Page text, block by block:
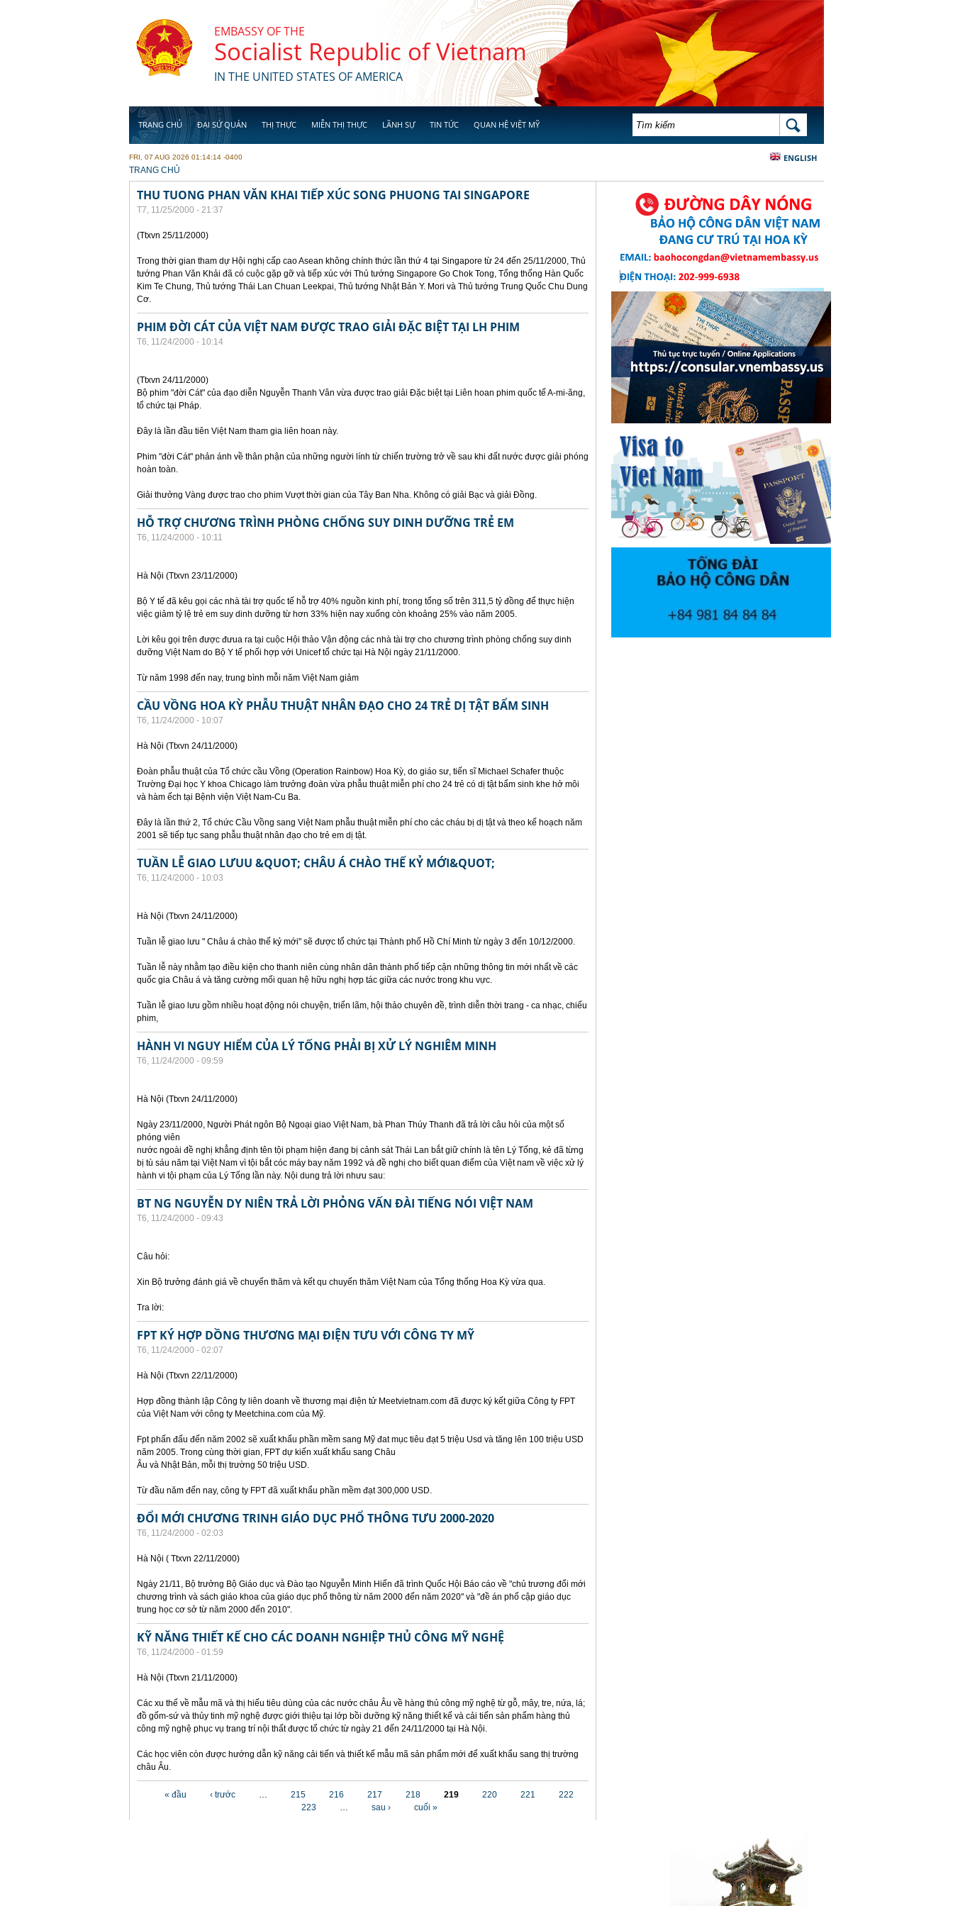
EMBASSY OF THE
Socialist Republic of Vietnam
IN THE UNITED STATES OF AMERICA
TRANG CHỦ ĐẠI SỨ QUÁN THỊ THỰC MIỄN THỊ THỰC LÃNH SỰ TIN TỨC QUAN HỆ VIỆT MỸ BIỂU MẪU TÌM KIẾM TÌM KIẾM
ENGLISH
FRI, 07 AUG 2026 01:14:14 -0400
YOU ARE HERE
TRANG CHỦ
THU TUONG PHAN VĂN KHAI TIẾP XÚC SONG PHUONG TAI SINGAPORE
T7, 11/25/2000 - 21:37
(Ttxvn 25/11/2000)
Trong thời gian tham dự Hội nghị cấp cao Asean không chính thức lần thứ 4 tại Singapore từ 24 đến 25/11/2000, Thủ
tướng Phan Văn Khải đã có cuộc gặp gỡ và tiếp xúc với Thủ tướng Singapore Go Chok Tong, Tổng thống Hàn Quốc
Kim Te Chung, Thủ tướng Thái Lan Chuan Leekpai, Thủ tướng Nhật Bản Y. Mori và Thủ tướng Trung Quốc Chu Dung
Cơ.
PHIM ĐỜI CÁT CỦA VIỆT NAM ĐƯỢC TRAO GIẢI ĐẶC BIỆT TẠI LH PHIM
T6, 11/24/2000 - 10:14
(Ttxvn 24/11/2000)
Bộ phim "đời Cát" của đạo diễn Nguyễn Thanh Vân vừa được trao giải Đặc biệt tại Liên hoan phim quốc tế A-mi-ăng,
tổ chức tại Pháp.
Đây là lần đầu tiên Việt Nam tham gia liên hoan này.
Phim "đời Cát" phản ánh về thân phận của những người lính từ chiến trường trở về sau khi đất nước được giải phóng
hoàn toàn.
Giải thưởng Vàng được trao cho phim Vượt thời gian của Tây Ban Nha. Không có giải Bạc và giải Đồng.
HỖ TRỢ CHƯƠNG TRÌNH PHÒNG CHỐNG SUY DINH DƯỠNG TRẺ EM
T6, 11/24/2000 - 10:11
Hà Nội (Ttxvn 23/11/2000)
Bộ Y tế đã kêu gọi các nhà tài trợ quốc tế hỗ trợ 40% nguồn kinh phí, trong tổng số trên 311,5 tỷ đồng để thực hiện
việc giảm tỷ lệ trẻ em suy dinh dưỡng từ hơn 33% hiện nay xuống còn khoảng 25% vào năm 2005.
Lời kêu gọi trên được đưua ra tại cuộc Hội thảo Vận động các nhà tài trợ cho chương trình phòng chống suy dinh
dưỡng Việt Nam do Bộ Y tế phối hợp với Unicef tổ chức tại Hà Nội ngày 21/11/2000.
Từ năm 1998 đến nay, trung bình mỗi năm Việt Nam giảm
CẦU VỒNG HOA KỲ PHẪU THUẬT NHÂN ĐẠO CHO 24 TRẺ DỊ TẬT BẨM SINH
T6, 11/24/2000 - 10:07
Hà Nội (Ttxvn 24/11/2000)
Đoàn phẫu thuật của Tổ chức cầu Vồng (Operation Rainbow) Hoa Kỳ, do giáo sư, tiến sĩ Michael Schafer thuộc
Trường Đại học Y khoa Chicago làm trưởng đoàn vừa phẫu thuật miễn phí cho 24 trẻ có dị tật bẩm sinh khe hở môi
và hàm ếch tại Bệnh viện Việt Nam-Cu Ba.
Đây là lần thứ 2, Tổ chức Cầu Vồng sang Việt Nam phẫu thuật miễn phí cho các cháu bị dị tật và theo kế hoạch năm
2001 sẽ tiếp tục sang phẫu thuật nhân đạo cho trẻ em dị tật.
TUẦN LỄ GIAO LƯUU &QUOT; CHÂU Á CHÀO THẾ KỶ MỚI&QUOT;
T6, 11/24/2000 - 10:03
Hà Nội (Ttxvn 24/11/2000)
Tuần lễ giao lưu " Châu á chào thế kỷ mới" sẽ được tổ chức tại Thành phố Hồ Chí Minh từ ngày 3 đến 10/12/2000.
Tuần lễ này nhằm tạo điều kiện cho thanh niên cùng nhân dân thành phố tiếp cận những thông tin mới nhất về các
quốc gia Châu á và tăng cường mối quan hệ hữu nghị hợp tác giữa các nước trong khu vực.
Tuần lễ giao lưu gồm nhiều hoạt động nói chuyện, triển lãm, hội thảo chuyên đề, trình diễn thời trang - ca nhạc, chiếu
phim,
HÀNH VI NGUY HIỂM CỦA LÝ TỐNG PHẢI BỊ XỬ LÝ NGHIÊM MINH
T6, 11/24/2000 - 09:59
Hà Nội (Ttxvn 24/11/2000)
Ngày 23/11/2000, Người Phát ngôn Bộ Ngoại giao Việt Nam, bà Phan Thúy Thanh đã trả lời câu hỏi của một số
phóng viên
nước ngoài đề nghị khẳng định tên tội phạm hiện đang bị cảnh sát Thái Lan bắt giữ chính là tên Lý Tống, kẻ đã từng
bị tù sáu năm tại Việt Nam vì tội bắt cóc máy bay năm 1992 và đề nghị cho biết quan điểm của Việt nam về việc xử lý
hành vi tội phạm của Lý Tống lần này. Nội dung trả lời nhưu sau:
BT NG NGUYỄN DY NIÊN TRẢ LỜI PHỎNG VẤN ĐÀI TIẾNG NÓI VIỆT NAM
T6, 11/24/2000 - 09:43
Câu hỏi:
Xin Bộ trưởng đánh giá về chuyến thăm và kết qu chuyến thăm Việt Nam của Tổng thống Hoa Kỳ vừa qua.
Tra lời:
FPT KÝ HỢP DỒNG THƯƠNG MẠI ĐIỆN TƯU VỚI CÔNG TY MỸ
T6, 11/24/2000 - 02:07
Hà Nội (Ttxvn 22/11/2000)
Hợp đồng thành lập Công ty liên doanh về thương mại điện tử Meetvietnam.com đã được ký kết giữa Công ty FPT
của Việt Nam với công ty Meetchina.com của Mỹ.
Fpt phấn đấu đến năm 2002 sẽ xuất khẩu phần mềm sang Mỹ đat mục tiêu đạt 5 triệu Usd và tăng lên 100 triệu USD
năm 2005. Trong cùng thời gian, FPT dự kiến xuất khẩu sang Châu
Âu và Nhật Bản, mỗi thị trường 50 triệu USD.
Từ đầu năm đến nay, công ty FPT đã xuất khẩu phần mềm đạt 300,000 USD.
ĐỔI MỚI CHƯƠNG TRINH GIÁO DỤC PHỔ THÔNG TƯU 2000-2020
T6, 11/24/2000 - 02:03
Hà Nội ( Ttxvn 22/11/2000)
Ngày 21/11, Bộ trưởng Bộ Giáo dục và Đào tạo Nguyễn Minh Hiển đã trình Quốc Hội Báo cáo về "chủ trương đổi mới
chương trình và sách giáo khoa của giáo dục phổ thông từ năm 2000 đến năm 2020" và "đề án phổ cập giáo dục
trung học cơ sở từ năm 2000 đến 2010".
KỸ NĂNG THIẾT KẾ CHO CÁC DOANH NGHIỆP THỦ CÔNG MỸ NGHỆ
T6, 11/24/2000 - 01:59
Hà Nội (Ttxvn 21/11/2000)
Các xu thế về mẫu mã và thị hiếu tiêu dùng của các nước châu Âu về hàng thủ công mỹ nghệ từ gỗ, mây, tre, nứa, lá;
đồ gốm-sứ và thủy tinh mỹ nghệ được giới thiệu tại lớp bồi dưỡng kỹ năng thiết kế và cải tiến sản phẩm hàng thủ
công mỹ nghệ phục vụ trang trí nội thất được tổ chức từ ngày 21 đến 24/11/2000 tại Hà Nội.
Các học viên còn được hướng dẫn kỹ năng cải tiến và thiết kế mẫu mã sản phẩm mới để xuất khẩu sang thị trường
châu Âu.
« đầu ‹ trước … 215 216 217 218 219 220 221
222
223
… sau › cuối »